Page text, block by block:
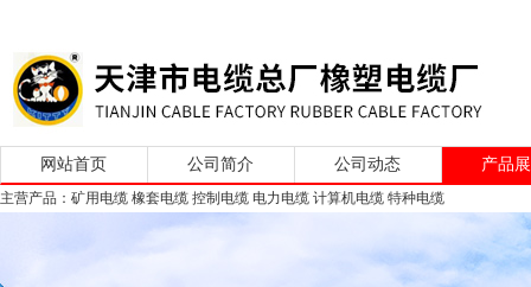
网站首页 公司简介 公司动态 产品
主营产品：矿用电缆 橡套电缆 控制电缆 电力电缆 计算机电缆 特种电缆